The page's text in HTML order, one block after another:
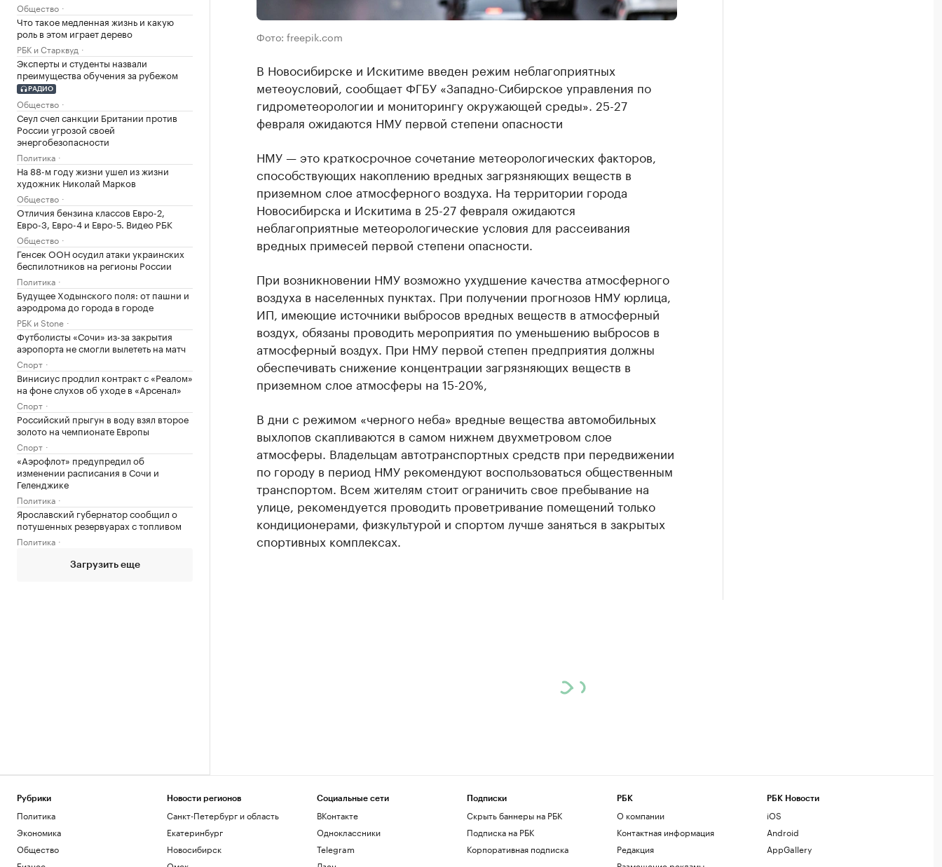
Общество
Что такое медленная жизнь и какую
роль в этом играет дерево
РБК и Старквуд
Эксперты и студенты назвали
преимущества обучения за рубежом
РАДИО
Общество
Сеул счел санкции Британии против
России угрозой своей
энергобезопасности
Политика
На 88-м году жизни ушел из жизни
художник Николай Марков
Общество
Отличия бензина классов Евро-2,
Евро-3, Евро-4 и Евро-5. Видео РБК
Общество
Генсек ООН осудил атаки украинских
беспилотников на регионы России
Политика
Будущее Ходынского поля: от пашни и
аэродрома до города в городе
РБК и Stone
Футболисты «Сочи» из-за закрытия
аэропорта не смогли вылететь на матч
Спорт
Винисиус продлил контракт с «Реалом»
на фоне слухов об уходе в «Арсенал»
Спорт
Российский прыгун в воду взял второе
золото на чемпионате Европы
Спорт
«Аэрофлот» предупредил об
изменении расписания в Сочи и
Геленджике
Политика
Ярославский губернатор сообщил о
потушенных резервуарах с топливом
Политика
Загрузить еще
Фото: freepik.com
В Новосибирске и Искитиме введен режим неблагоприятных
метеоусловий, сообщает ФГБУ «Западно-Сибирское управления по
гидрометеорологии и мониторингу окружающей среды». 25-27
февраля ожидаются НМУ первой степени опасности
НМУ — это краткосрочное сочетание метеорологических факторов,
способствующих накоплению вредных загрязняющих веществ в
приземном слое атмосферного воздуха. На территории города
Новосибирска и Искитима в 25-27 февраля ожидаются
неблагоприятные метеорологические условия для рассеивания
вредных примесей первой степени опасности.
При возникновении НМУ возможно ухудшение качества атмосферного
воздуха в населенных пунктах. При получении прогнозов НМУ юрлица,
ИП, имеющие источники выбросов вредных веществ в атмосферный
воздух, обязаны проводить мероприятия по уменьшению выбросов в
атмосферный воздух. При НМУ первой степен предприятия должны
обеспечивать снижение концентрации загрязняющих веществ в
приземном слое атмосферы на 15-20%,
В дни с режимом «черного неба» вредные вещества автомобильных
выхлопов скапливаются в самом нижнем двухметровом слое
атмосферы. Владельцам автотранспортных средств при передвижении
по городу в период НМУ рекомендуют воспользоваться общественным
транспортом. Всем жителям стоит ограничить свое пребывание на
улице, рекомендуется проводить проветривание помещений только
кондиционерами, физкультурой и спортом лучше заняться в закрытых
спортивных комплексах.
Рубрики
Политика
Экономика
Общество
Новости регионов
Санкт-Петербург и область
Екатеринбург
Новосибирск
Социальные сети
ВКонтакте
Одноклассники
Telegram
Подписки
Скрыть баннеры на РБК
Подписка на РБК
Корпоративная подписка
РБК
О компании
Контактная информация
Редакция
РБК Новости
iOS
Android
AppGallery